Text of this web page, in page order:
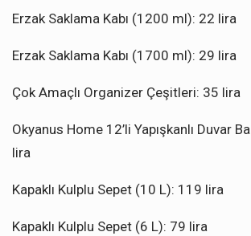
Erzak Saklama Kabı (1200 ml): 22 lira
Erzak Saklama Kabı (1700 ml): 29 lira
Çok Amaçlı Organizer Çeşitleri: 35 lira
Okyanus Home 12’li Yapışkanlı Duvar
lira
Kapaklı Kulplu Sepet (10 L): 119 lira
Kapaklı Kulplu Sepet (6 L): 79 lira